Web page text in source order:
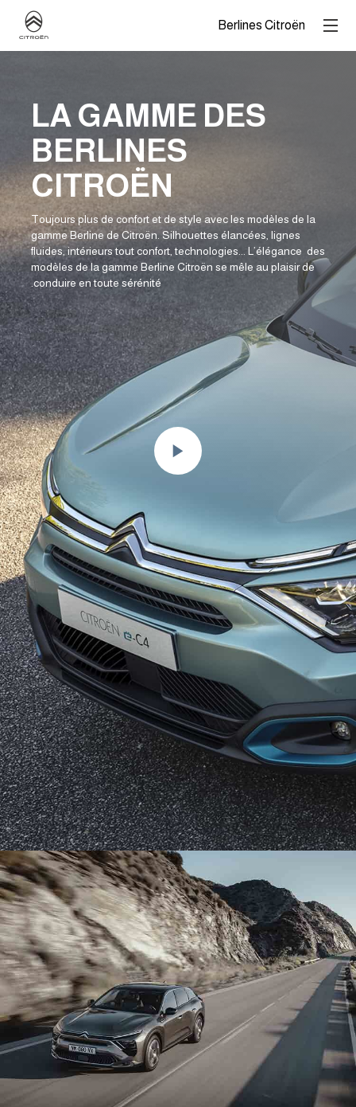
Berlines Citroën
LA GAMME DES
BERLINES
CITROËN
Toujours plus de confort et de style avec les modèles de la
gamme Berline de Citroën. Silhouettes élancées, lignes
fluides, intérieurs tout confort, technologies... L’élégance des
modèles de la gamme Berline Citroën se mêle au plaisir de
conduire en toute sérénité.